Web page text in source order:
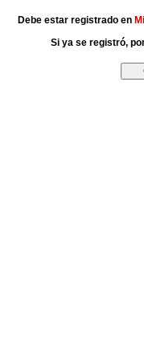
Debe estar registrado en Mi
Si ya se registró,